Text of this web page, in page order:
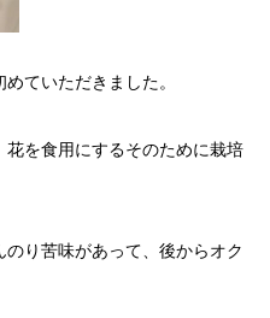
ていただきました。
を食用にするそのために栽培
り苦味があって、後からオク